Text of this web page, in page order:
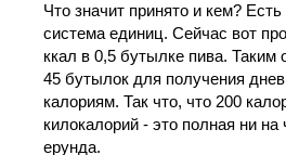
Что значит принято и кем?
система единиц. Сейчас вот
ккал в 0,5 бутылке пива. Таким
45 бутылок для получения
калориям. Так что, что 200
килокалорий - это полная ни на
ерунда.